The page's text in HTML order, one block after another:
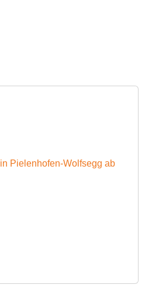
Pielenhofen-Wolfsegg ab